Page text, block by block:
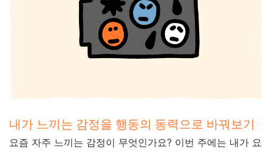
내가 느끼는 감정을 행동의 동력으로 바꿔보기
요즘 자주 느끼는 감정이 무엇인가요? 이번 주에는 내가 요